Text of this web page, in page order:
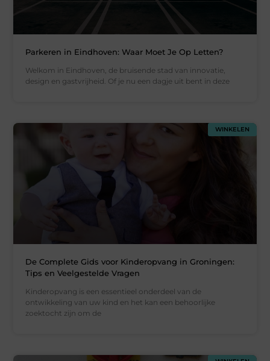
Parkeren in Eindhoven: Waar Moet Je Op Letten?
Welkom in Eindhoven, de bruisende stad van innovatie,
design en gastvrijheid. Of je nu een dagje uit bent in deze
WINKELEN
De Complete Gids voor Kinderopvang in Groningen:
Tips en Veelgestelde Vragen
Kinderopvang is een essentieel onderdeel van de
ontwikkeling van uw kind en het kan een behoorlijke
zoektocht zijn om de